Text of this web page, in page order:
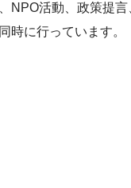
NPO活動、政策提
時に行っています。